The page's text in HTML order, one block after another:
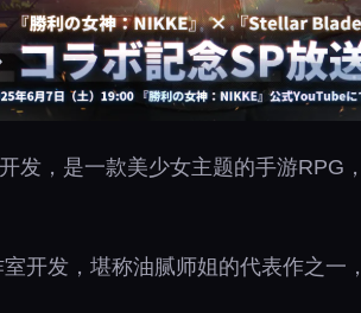
发，是一款美少女主题的手游RPG
开发，堪称油腻师姐的代表作之